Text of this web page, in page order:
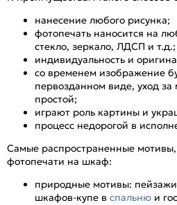
нанесение любого рисунка;
фотопечать наносится на
стекло, зеркало, ЛДСП и т.д.;
индивидуальность и
со временем изображение
первозданном виде, уход
простой;
играют роль картины и
процесс недорогой в
Самые распространенные
фотопечати на шкаф:
природные мотивы:
шкафов-купе в спальню и